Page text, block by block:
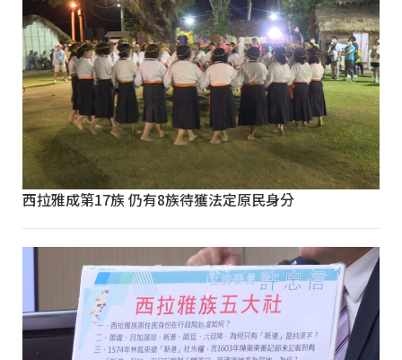
西拉雅成第17族 仍有8族待獲法定原民身分